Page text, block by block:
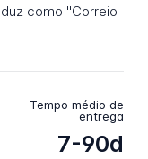
como "Correio
Tempo médio de
entrega
7-90d